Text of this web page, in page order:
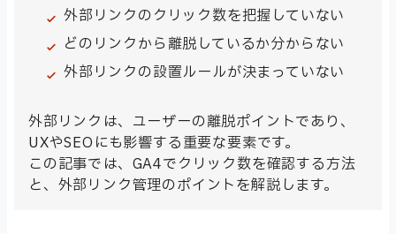
外部リンクのクリック数を把握していない
どのリンクから離脱しているか分からない
外部リンクの設置ルールが決まっていない
外部リンクは、ユーザーの離脱ポイントであり、
UXやSEOにも影響する重要な要素です。
この記事では、GA4でクリック数を確認する方法
と、外部リンク管理のポイントを解説します。